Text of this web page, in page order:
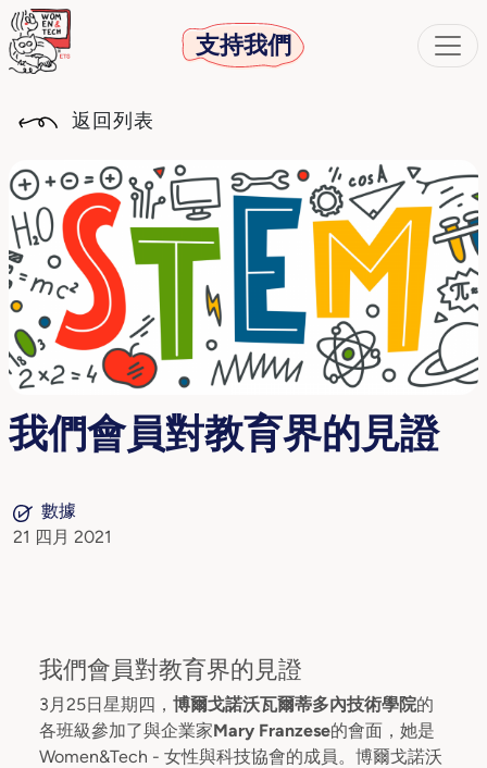
支持我們
返回列表
我們會員對教育界的見證
數據
21 四月 2021
我們會員對教育界的見證
3月25日星期四， 博爾戈諾沃瓦爾蒂多內技術學院的
各班級參加了與企業家Mary Franzese的會面，她是
Women&Tech - 女性與科技協會的成員。博爾戈諾沃